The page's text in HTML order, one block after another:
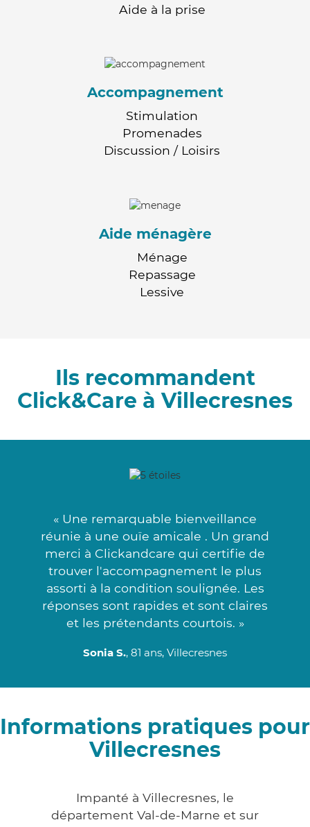
Aide à la prise
Accompagnement
Stimulation
Promenades
Discussion / Loisirs
Aide ménagère
Ménage
Repassage
Lessive
Ils recommandent
Click&Care à Villecresnes
« Une remarquable bienveillance
réunie à une ouïe amicale . Un grand
merci à Clickandcare qui certifie de
trouver l'accompagnement le plus
assorti à la condition soulignée. Les
réponses sont rapides et sont claires
et les prétendants courtois. »
Sonia S., 81 ans, Villecresnes
Informations pratiques pour
Villecresnes
Impanté à Villecresnes, le
département Val-de-Marne et sur